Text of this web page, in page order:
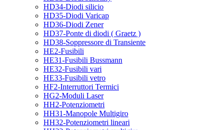
HD34-Diodi silicio
HD35-Diodi Varicap
HD36-Diodi Zener
HD37-Ponte di diodi ( Graetz )
HD38-Soppressore di Transiente
HE2-Fusibili
HE31-Fusibili Bussmann
HE32-Fusibili vari
HE33-Fusibili vetro
HF2-Interruttori Termici
HG2-Moduli Laser
HH2-Potenziometri
HH31-Manopole Multigiro
HH32-Potenziometri lineari